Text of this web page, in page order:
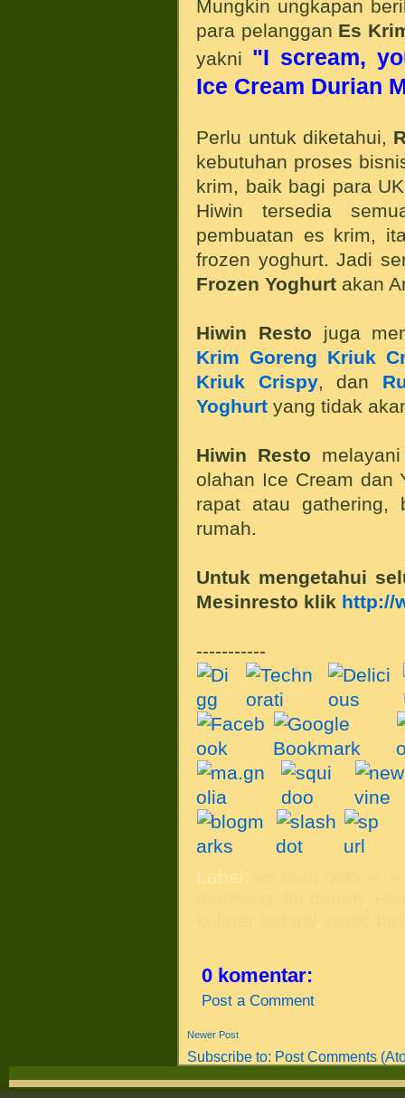
Mungkin ungkapan
para pelanggan Es
yakni "I scream,
Ice Cream Durian
Perlu untuk diketahui,
kebutuhan proses
krim, baik bagi para
Hiwin tersedia
pembuatan es krim,
frozen yoghurt. Jadi
Frozen Yoghurt akan
Hiwin Resto juga
Krim Goreng Kriuk
Kriuk Crispy, dan
Yoghurt yang tidak
Hiwin Resto
olahan Ice Cream dan
rapat atau
rumah.
Untuk mengetahui
Mesinresto klik http://
-----------
Label:
0 komentar:
Post a Comment
Newer Post
Subscribe to: Post Comments